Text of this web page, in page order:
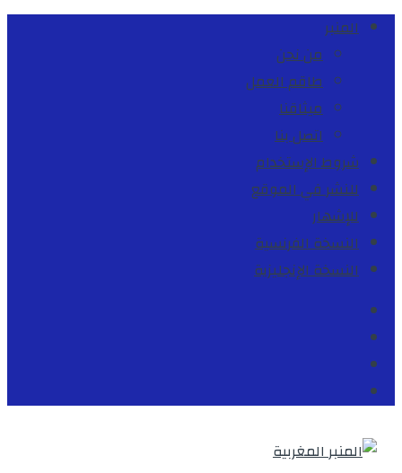
المنبر
من نحن
طاقم العمل
ميثاقنا
اتصل بنا
شروط الإستخدام
للنشر في الموقع
للإشهار
النسخة الفرنسية
النسخة الإنجليزية